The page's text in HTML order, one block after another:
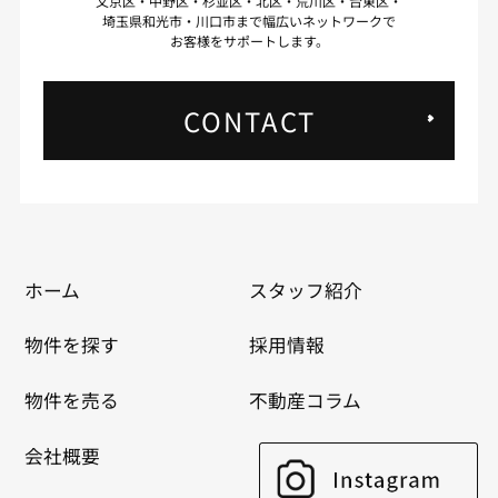
埼玉県和光市・川口市まで幅広いネットワークで
お客様をサポートします。
CONTACT
ホーム
物件を探す
物件を売る
会社概要
スタッフ紹介
採用情報
不動産コラム